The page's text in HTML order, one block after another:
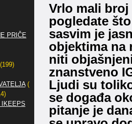
Vrlo mali
pogledate
sasvim je
objektima na
niti
znanstveno
Ljudi su
se događa
pitanje je
PRIČE
(2)
IKEEPS